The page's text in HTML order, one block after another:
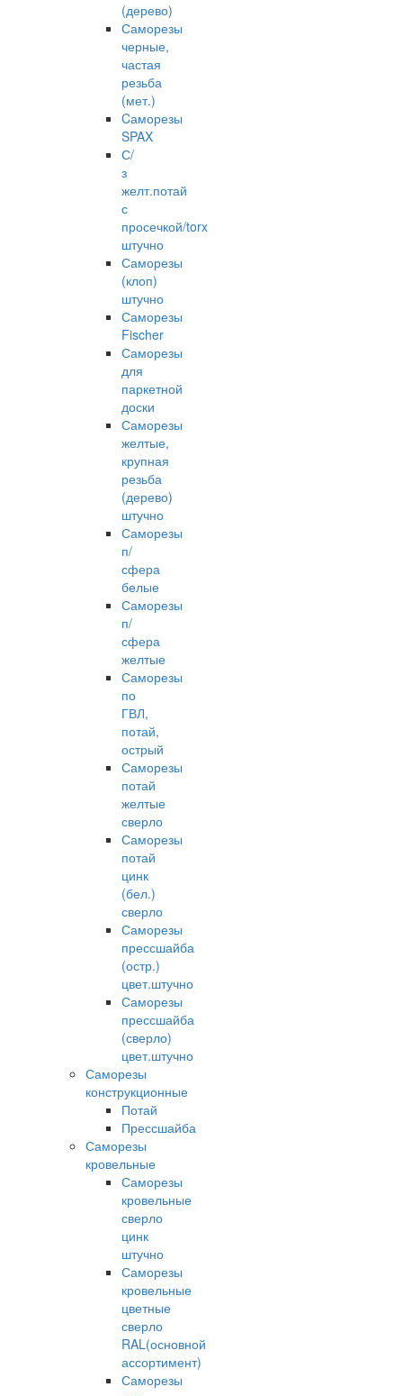
(дерево)
Саморезы
черные,
частая
резьба
(мет.)
Cаморезы
SPAX
С/
з
желт.потай
с
просечкой/torx
штучно
Саморезы
(клоп)
штучно
Саморезы
Fischer
Саморезы
для
паркетной
доски
Саморезы
желтые,
крупная
резьба
(дерево)
штучно
Саморезы
п/
сфера
белые
Саморезы
п/
сфера
желтые
Саморезы
по
ГВЛ,
потай,
острый
Саморезы
потай
желтые
сверло
Саморезы
потай
цинк
(бел.)
сверло
Саморезы
прессшайба
(остр.)
цвет.штучно
Саморезы
прессшайба
(сверло)
цвет.штучно
Саморезы
конструкционные
Потай
Прессшайба
Саморезы
кровельные
Саморезы
кровельные
сверло
цинк
штучно
Саморезы
кровельные
цветные
сверло
RAL(основной
ассортимент)
Саморезы